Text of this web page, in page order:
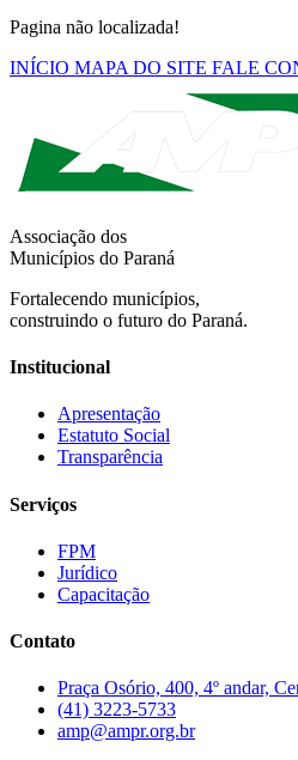
Pagina não localizada!
INÍCIO MAPA DO SITE FALE
Associação dos
Municípios do Paraná
Fortalecendo municípios,
construindo o futuro do Paraná.
Institucional
Apresentação
Estatuto Social
Transparência
Serviços
FPM
Jurídico
Capacitação
Contato
Praça Osório, 400, 4º andar,
(41) 3223-5733
amp@ampr.org.br